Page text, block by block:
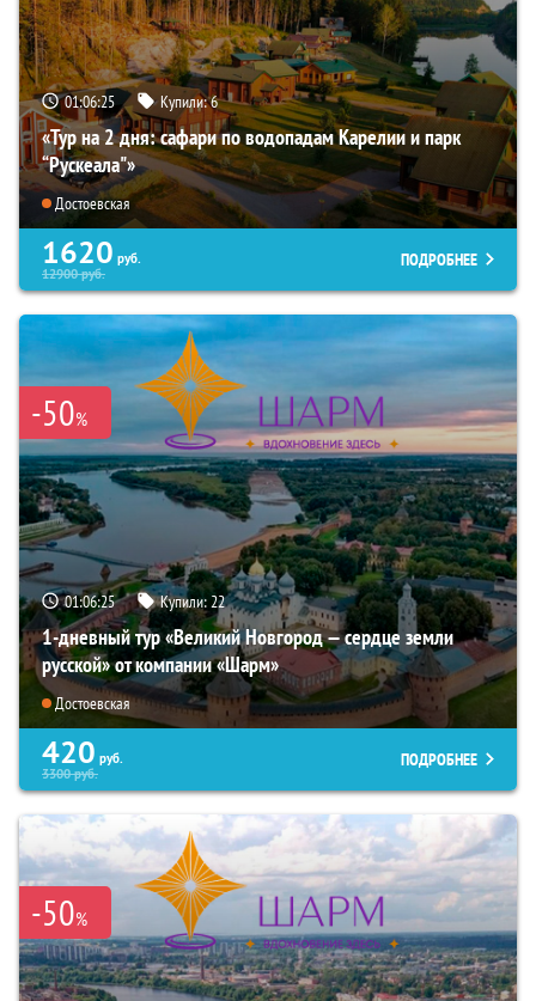
01:06:23 Купили:6
«Тур на 2 дня: сафари по водопадам Карелии и парк
“Рускеала"»
Достоевская
1620 руб.
12900руб.
ПОДРОБНЕЕ
-50%
01:06:23 Купили:22
1-дневный тур «Великий Новгород — сердце земли
русской» от компании «Шарм»
Достоевская
420 руб.
3300руб.
ПОДРОБНЕЕ
-50%